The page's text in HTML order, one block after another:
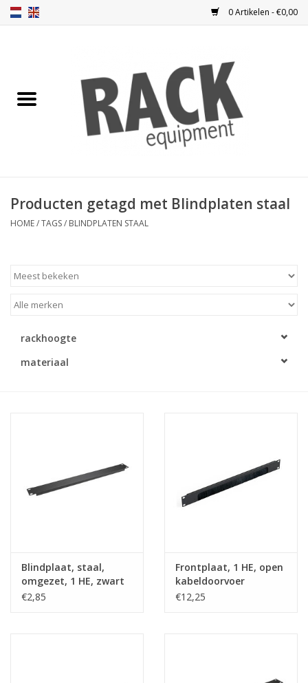
0 Artikelen - €0,00
Blindplaten
Frontdeuren
Opbergen
Serverkasten
Rackprofielen
Laden
Producten getagd met Blindplaten staal
HOME/TAGS/ BLINDPLATEN STAAL
rackhoogte
materiaal
Blindplaat, staal,
omgezet, 1 HE, zwart
€2,85
Frontplaat, 1 HE, open
kabeldoorvoer
€12,25